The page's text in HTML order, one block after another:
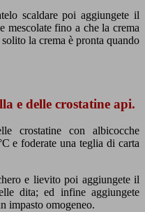
scaldare poi aggiungete il
mescolate fino a che la crema
la crema è pronta quando
e delle crostatine api.
crostatine con albicocche
e foderate una teglia di carta
e lievito poi aggiungete il
dita; ed infine aggiungete
impasto omogeneo.